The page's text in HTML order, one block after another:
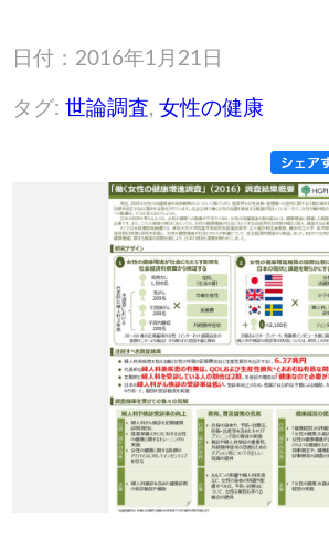
日付：2016年1月21日
タグ:世論調査,女性の健康